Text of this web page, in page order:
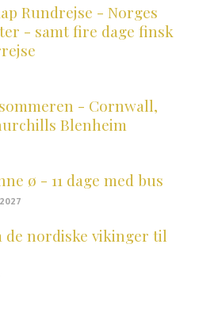
Rundrejse - Norges
- samt fire dage finsk
- Cornwall,
Blenheim
ø - 11 dage med bus
nordiske vikinger til